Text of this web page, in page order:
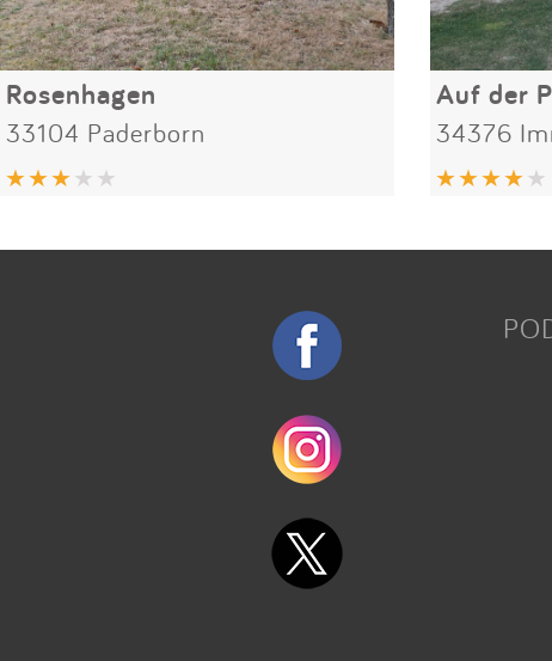
Rosenhagen
33104 Paderborn
Auf der
34376